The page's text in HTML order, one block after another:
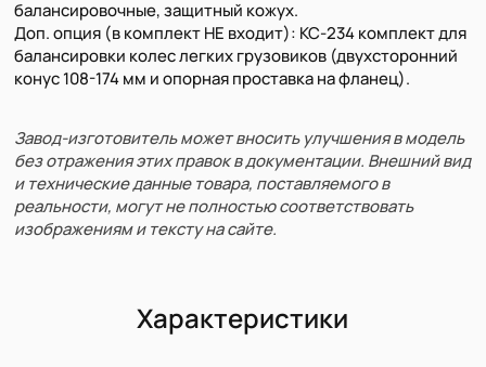
балансировочные, защитный кожух.
Доп. опция (в комплект НЕ входит): КС-234 комплект для
балансировки колес легких грузовиков (двухсторонний
конус 108-174 мм и опорная проставка на фланец).
Завод-изготовитель может вносить улучшения в модель
без отражения этих правок в документации. Внешний вид
и технические данные товара, поставляемого в
реальности, могут не полностью соответствовать
изображениям и тексту на сайте.
Характеристики